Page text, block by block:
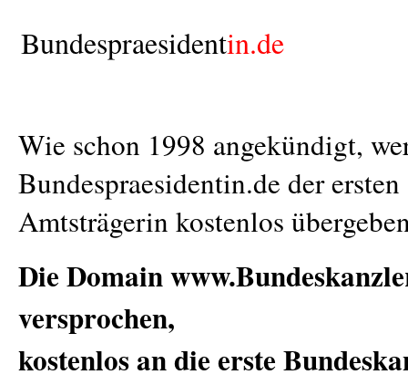
Bundespraesidentin.de
Wie schon 1998 angekündigt,
Bundespraesidentin.de der ersten
Amtsträgerin kostenlos
Die Domain
versprochen,
kostenlos an die erste